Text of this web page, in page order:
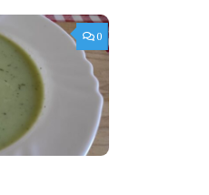
0